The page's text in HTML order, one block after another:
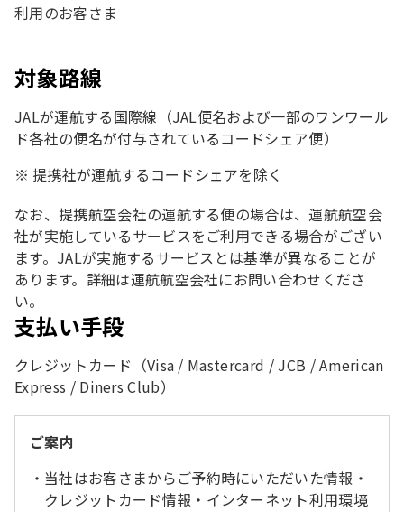
利用のお客さま
対象路線
JALが運航する国際線（JAL便名および一部のワンワール
ド各社の便名が付与されているコードシェア便）
提携社が運航するコードシェアを除く
なお、提携航空会社の運航する便の場合は、運航航空会
社が実施しているサービスをご利用できる場合がござい
ます。JALが実施するサービスとは基準が異なることが
あります。詳細は運航航空会社にお問い合わせくださ
い。
支払い手段
クレジットカード（Visa / Mastercard / JCB / American
Express / Diners Club）
ご案内
当社はお客さまからご予約時にいただいた情報・
クレジットカード情報・インターネット利用環境